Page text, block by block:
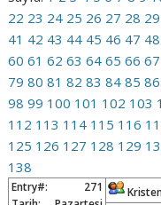
22 23 24 25 26 27 28 29
41 42 43 44 45 46 47 48
60 61 62 63 64 65 66 67
79 80 81 82 83 84 85 86
98 99 100 101 102 103
112 113 114 115 116
125 126 127 128 129
138
Entry#:
271
Kristen